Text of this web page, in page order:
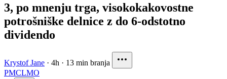
3, po mnenju trga, visokokakovostne
potrošniške delnice z do 6-odstotno
dividendo
Krystof Jane · 4h · 13 min branja
PMCLMO